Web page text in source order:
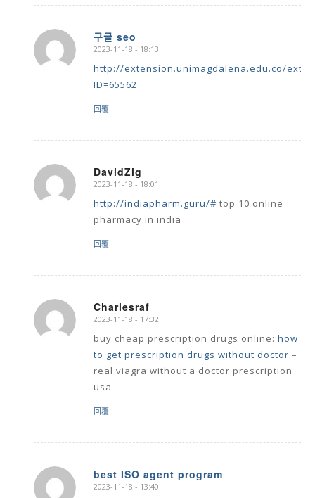
구글 seo
says:
2023-11-18 - 18:13
http://extension.unimagdalena.edu.co/
ID=65562
回覆
DavidZig
says:
2023-11-18 - 18:01
http://indiapharm.guru/# top 10 online
pharmacy in india
回覆
Charlesraf
says:
2023-11-18 - 17:32
buy cheap prescription drugs online: how
to get prescription drugs without doctor –
real viagra without a doctor prescription
usa
回覆
best ISO agent program
says:
2023-11-18 - 13:40